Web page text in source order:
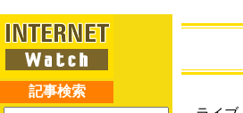
記事検索